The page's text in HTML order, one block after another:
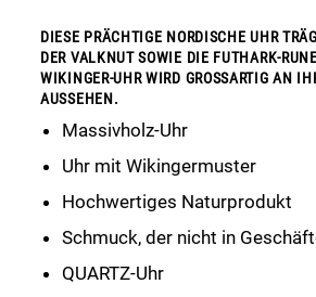
DIESE PRÄCHTIGE NORDISCHE UHR
DER VALKNUT SOWIE DIE FUTHARK-
WIKINGER-UHR WIRD GROSSARTIG AN
USSEHEN.
Massivholz-Uhr
Uhr mit Wikingermuster
Hochwertiges Naturprodukt
Schmuck, der nicht in
QUARTZ-Uhr